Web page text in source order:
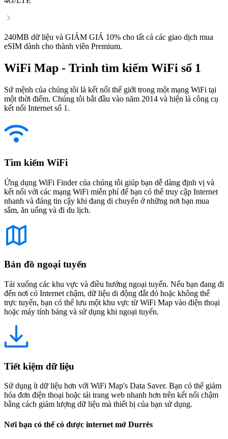
240MB dữ liệu và GIẢM GIÁ 10% cho tất cả các giao dịch mua
eSIM dành cho thành viên Premium.
WiFi Map - Trình tìm kiếm WiFi số 1
Sứ mệnh của chúng tôi là kết nối thế giới trong một mạng WiFi tại
một thời điểm. Chúng tôi bắt đầu vào năm 2014 và hiện là công cụ
kết nối Internet số 1.
Tìm kiếm WiFi
Ứng dụng WiFi Finder của chúng tôi giúp bạn dễ dàng định vị và
kết nối với các mạng WiFi miễn phí để bạn có thể truy cập Internet
nhanh và đáng tin cậy khi đang di chuyển ở những nơi bạn mua
sắm, ăn uống và đi du lịch.
Bản đồ ngoại tuyến
Tải xuống các khu vực và điều hướng ngoại tuyến. Nếu bạn đang đi
đến nơi có Internet chậm, dữ liệu di động đắt đỏ hoặc không thể
trực tuyến, bạn có thể lưu một khu vực từ WiFi Map vào điện thoại
hoặc máy tính bảng và sử dụng khi ngoại tuyến.
Tiết kiệm dữ liệu
Sử dụng ít dữ liệu hơn với WiFi Map's Data Saver. Bạn có thể giảm
hóa đơn điện thoại hoặc tải trang web nhanh hơn trên kết nối chậm
bằng cách giảm lượng dữ liệu mà thiết bị của bạn sử dụng.
Nơi bạn có thể có được internet mở Durrës